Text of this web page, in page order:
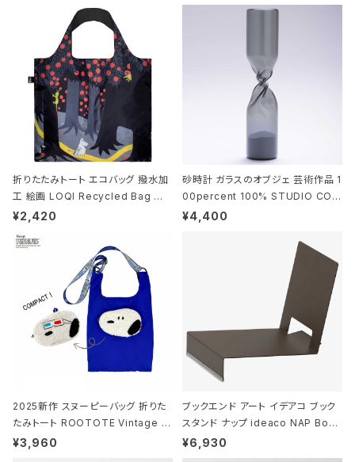
折りたたみトート エコバッグ 撥水加
工 絵画 LOQI Recycled Bag ロ
ーキー 大きめ トートバッグ MOOMI
¥2,420
砂時計 ガラスのオブジェ 芸術作品 1
00percent 100% STUDIO COH
AKU Timeless 100パーセント ス
¥4,400
2025新作 スヌーピーバッグ 折りた
たみトート ROOTOTE Vintage P
EANUTS ROO-shopper mid 84
¥3,960
ブックエンド アート イデアコ ブック
スタンド ナップ ideaco NAP Book
stand ブラウン
¥6,930